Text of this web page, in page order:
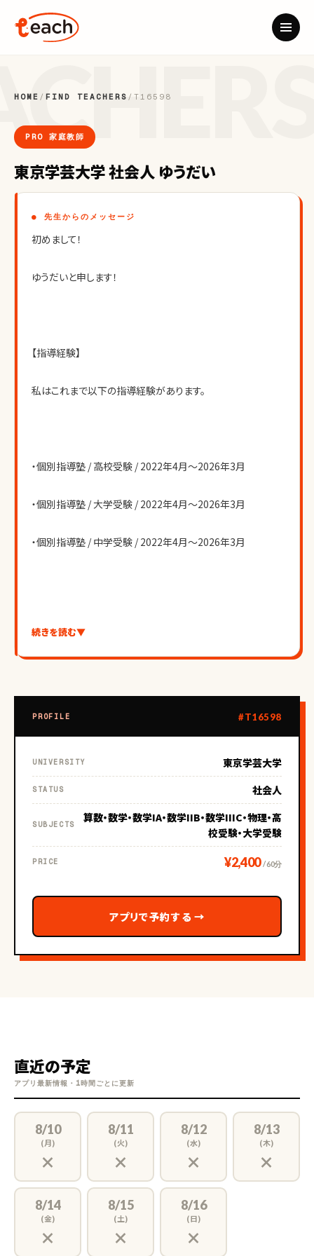
HOME / FIND TEACHERS / T16598
PRO 家庭教師
東京学芸大学 社会人 ゆうだい
● 先生からのメッセージ
初めまして！
ゆうだいと申します！
【指導経験】
私はこれまで以下の指導経験があります。
・個別指導塾 / 高校受験 / 2022年4月〜2026年3月
・個別指導塾 / 大学受験 / 2022年4月〜2026年3月
・個別指導塾 / 中学受験 / 2022年4月〜2026年3月
私自身も高校受験、大学受験 を経験しております。
数学と物理が得意科目です。
アルバイトにて中学受験の生徒を担当していたこともありま
す。また、小学校免許、中高数学免許を持っているため、ある
程度の指導は対応できます。
【部活経験や人柄など】
部活: 学生時代はバスケ に所属していたことがあります。
【生徒様へのメッセージ】
一生懸命指導しますので、よろしくお願いいたします！
続きを読む▼
PROFILE #T16598
UNIVERSITY 東京学芸大学
STATUS 社会人
SUBJECTS
算数・数学・数学IA・数学IIB・数学IIIC・物理・高
校受験・大学受験
PRICE ¥2,400 / 60分
アプリで予約する →
直近の予定
アプリ最新情報・1時間ごとに更新
8/10
(月)
×
8/11
(火)
×
8/12
(水)
×
8/13
(木)
×
8/14
(金)
×
8/15
(土)
×
8/16
(日)
×